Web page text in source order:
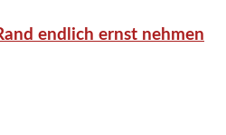
endlich ernst nehmen